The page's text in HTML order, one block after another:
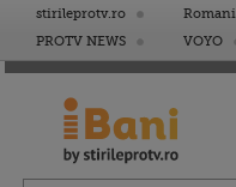
stirileprotv.ro
PROTV NEWS
VOYO